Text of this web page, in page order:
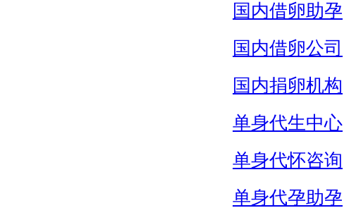
国内借卵助孕
国内借卵公司
国内捐卵机构
单身代生中心
单身代怀咨询
单身代孕助孕